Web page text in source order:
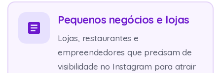
Pequenos negócios e lojas
Lojas, restaurantes e
empreendedores que precisam de
visibilidade no Instagram para atrair